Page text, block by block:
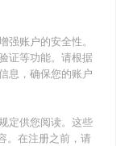
账户的安全性。
证等功能。请根据
息，确保您的账户
定供您阅读。这些
。在注册之前，请